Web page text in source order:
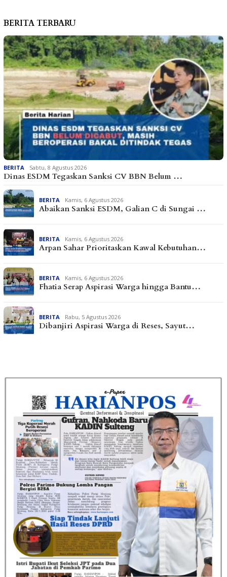
BERITA TERBARU
BERITA Sabtu, 8 Agustus 2026
Dinas ESDM Tegaskan Sanksi CV BBN Belum …
BERITA Kamis, 6 Agustus 2026
Abaikan Sanksi ESDM, Galian C di Sungai …
BERITA Kamis, 6 Agustus 2026
Arpan Sahar Prioritaskan Kawal Kebutuhan…
BERITA Kamis, 6 Agustus 2026
Fhatia Serap Aspirasi Warga hingga Bantu…
BERITA Rabu, 5 Agustus 2026
Dibanjiri Aspirasi Warga di Reses, Sayut…